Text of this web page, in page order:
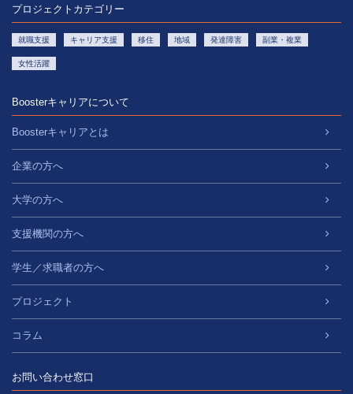
プロジェクトカテゴリー
就職支援 キャリア支援 移住 地域 発達障害 副業・複業
女性活躍
Boosterキャリアについて
Boosterキャリアとは
企業の方へ
大学の方へ
支援機関の方へ
学生／求職者の方へ
プロジェクト
コラム
お問い合わせ窓口